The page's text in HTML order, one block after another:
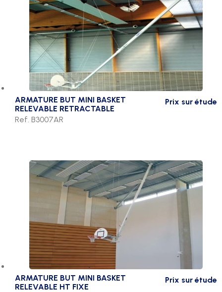
ARMATURE BUT MINI BASKET
RELEVABLE RETRACTABLE
Prix sur étude
Ref. B3007AR
ARMATURE BUT MINI BASKET
RELEVABLE HT FIXE
Prix sur étude